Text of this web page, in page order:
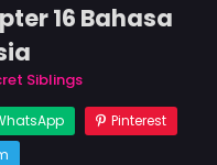
16 Bahasa
Siblings
Pinterest